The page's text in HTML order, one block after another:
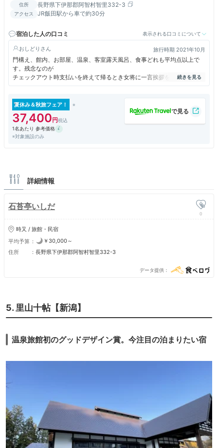
住所 長野県下伊那郡阿智村智里332-3
アクセス JR飯田駅から車で約30分
宿泊した人の口コミ 表示される口コミについて
おしどり 旅行時期 2021年10月
門構え、館内、お部屋、温泉、客室露天風呂、食事どれも平均点以上で
す。残念なのが
チェックアウト時支払いを終えて帰るとき女将に一言挨拶をしたが完全無
視！たまたまかも知れないが一気に興覚めでしました。残念です。
夏休み＆秋旅フェア！
37,400
1名あたり 参考価格
※対象施設のみ
詳細情報
石苔亭いしだ
0
時又 / 旅館・民宿
平均予算
￥30,000～
住所
長野県下伊那郡阿智村智里332-3
データ提供
5. 里山十帖【新潟】
温泉旅館初のグッドデザイン賞。今注目の泊まりたい宿